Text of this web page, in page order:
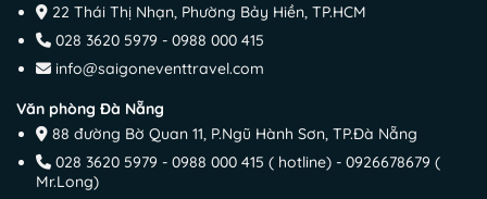
22 Thái Thị Nhạn, Phường Bảy Hiền, TP.HCM
028 3620 5979 - 0988 000 415
info@saigoneventtravel.com
Văn phòng Đà Nẵng
88 đường Bờ Quan 11, P.Ngũ Hành Sơn, TP.Đà Nẵng
028 3620 5979 - 0988 000 415 ( hotline) - 0926678679 (
Mr.Long)